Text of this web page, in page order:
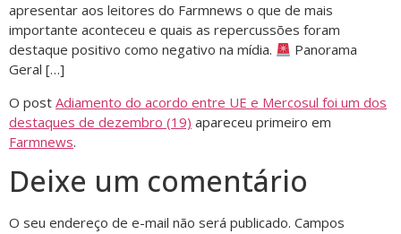
apresentar aos leitores do Farmnews o que de mais
importante aconteceu e quais as repercussões foram
destaque positivo como negativo na mídia.
Panorama
Geral […]
O post Adiamento do acordo entre UE e Mercosul foi um dos
destaques de dezembro (19) apareceu primeiro em
Farmnews.
Deixe um comentário
O seu endereço de e-mail não será publicado. Campos